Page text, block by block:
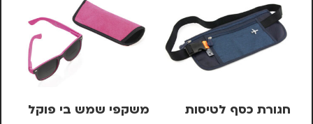
חגורת כסף לטיסות
משקפי שמש בי פוקל